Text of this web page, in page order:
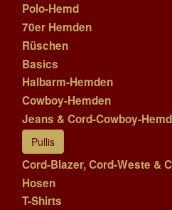
Polo-Hemd
70er Hemden
Rüschen
Basics
Halbarm-Hemden
Cowboy-Hemden
Jeans & Cord-Cowboy-
Pullis
Cord-Blazer, Cord-Weste &
Hosen
T-Shirts